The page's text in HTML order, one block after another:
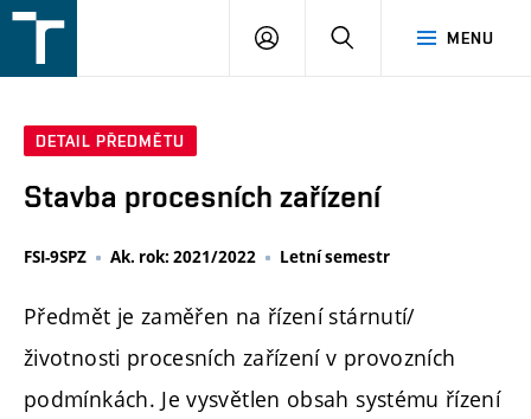
v
MENU
PŘIHLÁŠENÍ
DETAIL PŘEDMĚTU
Stavba procesních zařízení
FSI-9SPZ Ak. rok: 2021/2022 Letní semestr
Předmět je zaměřen na řízení stárnutí/
životnosti procesních zařízení v provozních
podmínkách. Je vysvětlen obsah systému řízení